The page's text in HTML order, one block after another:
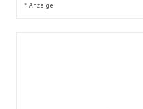
* Anzeige